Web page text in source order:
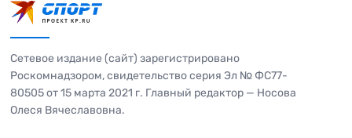
Сетевое издание (сайт) зарегистрировано
Роскомнадзором, свидетельство серия Эл № ФС77-
80505 от 15 марта 2021 г. Главный редактор — Носова
Олеся Вячеславовна.